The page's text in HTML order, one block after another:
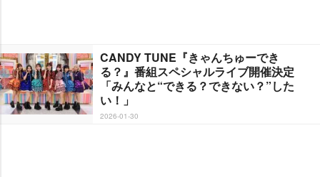
CANDY TUNE『きゃんちゅーでき
る？』番組スペシャルライブ開催決定
「みんなと“できる？できない？”した
い！」
2026-01-30